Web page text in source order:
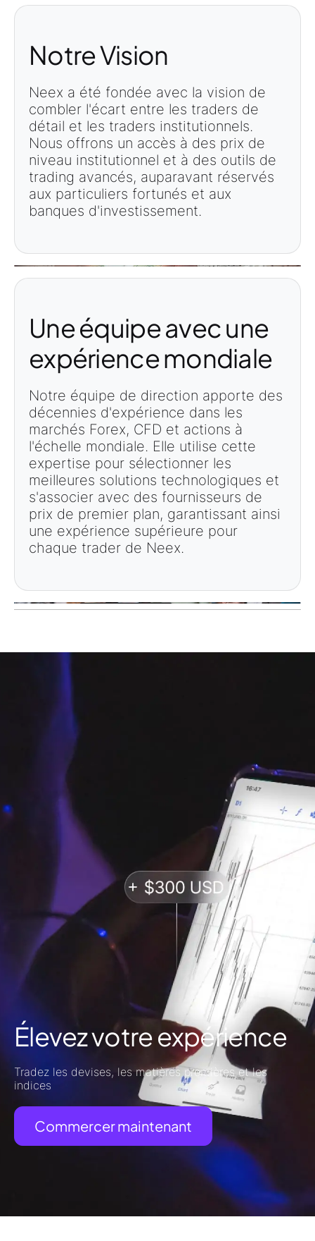
Notre Vision
Neex a été fondée avec la vision de
combler l'écart entre les traders de
détail et les traders institutionnels.
Nous offrons un accès à des prix de
niveau institutionnel et à des outils de
trading avancés, auparavant réservés
aux particuliers fortunés et aux
banques d'investissement.
Une équipe avec une
expérience mondiale
Notre équipe de direction apporte des
décennies d'expérience dans les
marchés Forex, CFD et actions à
l'échelle mondiale. Elle utilise cette
expertise pour sélectionner les
meilleures solutions technologiques et
s'associer avec des fournisseurs de
prix de premier plan, garantissant ainsi
une expérience supérieure pour
chaque trader de Neex.
Élevez votre expérience
Tradez les devises, les matières premières et les
indices
Commercer maintenant